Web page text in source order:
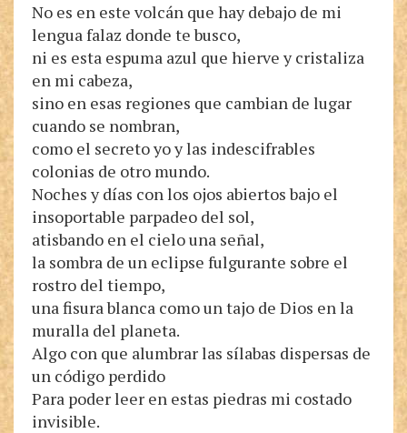
No es en este volcán que hay debajo de mi
lengua falaz donde te busco,
ni es esta espuma azul que hierve y cristaliza
en mi cabeza,
sino en esas regiones que cambian de lugar
cuando se nombran,
como el secreto yo y las indescifrables
colonias de otro mundo.
Noches y días con los ojos abiertos bajo el
insoportable parpadeo del sol,
atisbando en el cielo una señal,
la sombra de un eclipse fulgurante sobre el
rostro del tiempo,
una fisura blanca como un tajo de Dios en la
muralla del planeta.
Algo con que alumbrar las sílabas dispersas de
un código perdido
Para poder leer en estas piedras mi costado
invisible.